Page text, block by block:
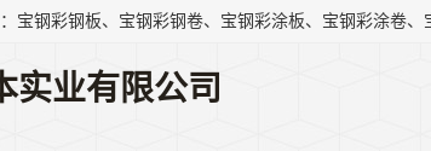
实业有限公司